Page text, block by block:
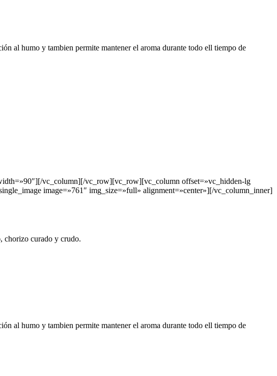
al humo y tambien permite mantener el aroma durante todo ell tiempo de
vc_column][/vc_row][vc_row][vc_column offset=»vc_hidden-lg
image=»761″ img_size=»full» alignment=»center»][/vc_column_inner]
chorizo curado y crudo.
al humo y tambien permite mantener el aroma durante todo ell tiempo de